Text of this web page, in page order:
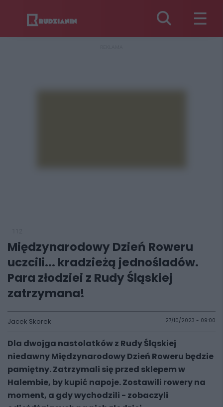
Międzynarodowy Dzień Roweru
uczcili... kradzieżą jednośladów.
Para złodziei z Rudy Śląskiej
zatrzymana!
Jacek Skorek 27/10/2023 - 09:00
Dla dwojga nastolatków z Rudy Śląskiej
niedawny Międzynarodowy Dzień Roweru będzie
pamiętny. Zatrzymali się przed sklepem w
Halembie, by kupić napoje. Zostawili rowery na
moment, a gdy wychodzili - zobaczyli